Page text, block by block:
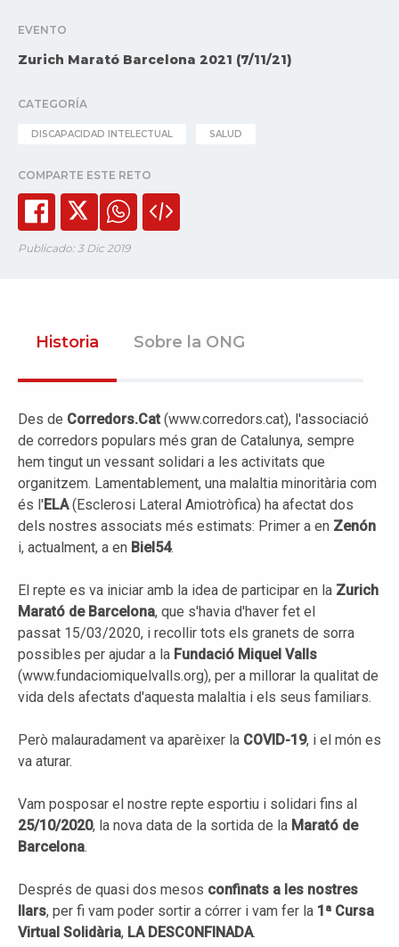
EVENTO
Zurich Marató Barcelona 2021 (7/11/21)
CATEGORÍA
DISCAPACIDAD INTELECTUAL SALUD
COMPARTE ESTE RETO
Publicado: 3 Dic 2019
Historia Sobre la ONG
Des de Corredors.Cat (www.corredors.cat), l'associació
de corredors populars més gran de Catalunya, sempre
hem tingut un vessant solidari a les activitats que
organitzem. Lamentablement, una malaltia minoritària com
és l'ELA(Esclerosi Lateral Amiotròfica) ha afectat dos
dels nostres associats més estimats: Primer a en Zenón
i, actualment, a en Biel54.
El repte es va iniciar amb la idea de participar en la Zurich
Marató de Barcelona, que s'havia d'haver fet el
passat 15/03/2020, i recollir tots els granets de sorra
possibles per ajudar a la Fundació Miquel Valls
(www.fundaciomiquelvalls.org), per a millorar la qualitat de
vida dels afectats d'aquesta malaltia i els seus familiars.
Però malauradament va aparèixer la COVID-19, i el món es
va aturar.
Vam posposar el nostre repte esportiu i solidari fins al
25/10/2020, la nova data de la sortida de la Marató de
Barcelona.
Després de quasi dos mesos confinats a les nostres
llars, per fi vam poder sortir a córrer i vam fer la 1ª Cursa
Virtual Solidària, LA DESCONFINADA.